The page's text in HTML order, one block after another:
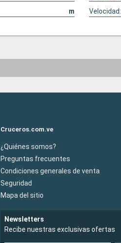
m Velocidad:
Cruceros.com.ve
¿Quiénes somos?
Preguntas frecuentes
Condiciones generales de venta
Seguridad
Mapa del sitio
Newsletters
Recibe nuestras exclusivas ofertas